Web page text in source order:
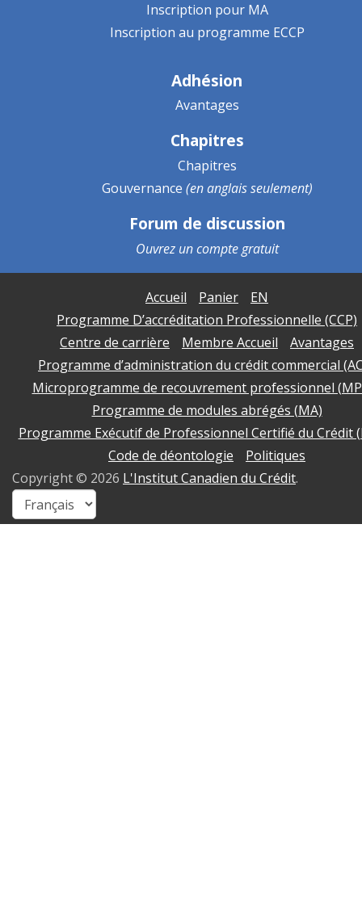
Inscription pour MA
Inscription au programme ECCP
Adhésion
Avantages
Chapitres
Chapitres
Gouvernance (en anglais seulement)
Forum de discussion
Ouvrez uncompte gratuit
Accueil Panier
EN
Programme D’accréditation Professionnelle (CCP)
Centre de carrière
Membre Accueil
Avantages
Programme d’administration du crédit commercial
Microprogramme de recouvrement professionnel
Programme de modules abrégés (MA)
Programme Exécutif de Professionnel Certifié du Crédit
Code de déontologie
Politiques
Copyright © 2026 L'Institut Canadien du Crédit.